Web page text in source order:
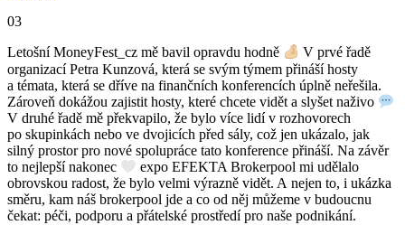
03
Letošní MoneyFest_cz mě bavil opravdu hodně
V prvé řadě
organizací Petra Kunzová, která se svým týmem přináší hosty
a témata, která se dříve na finančních konferencích úplně neřešila.
Zároveň dokážou zajistit hosty, které chcete vidět a slyšet naživo
V druhé řadě mě překvapilo, že bylo více lidí v rozhovorech
po skupinkách nebo ve dvojicích před sály, což jen ukázalo, jak
silný prostor pro nové spolupráce tato konference přináší. Na závěr
to nejlepší nakonec
expo EFEKTA Brokerpool mi udělalo
obrovskou radost, že bylo velmi výrazně vidět. A nejen to, i ukázka
směru, kam náš brokerpool jde a co od něj můžeme v budoucnu
čekat: péči, podporu a přátelské prostředí pro naše podnikání.